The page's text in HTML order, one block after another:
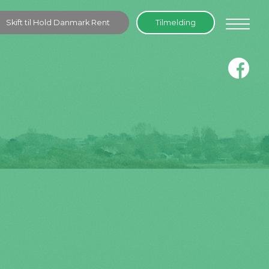
Skift til Hold Danmark Rent Tilmelding